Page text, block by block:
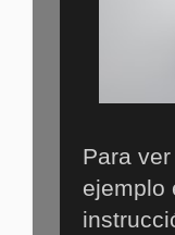
Para
ejemplo